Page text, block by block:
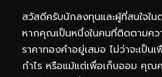
สวัสดีครับนักลงทุนและผู้ที่สนใจใ
หากคุณเป็นหนึ่งในคนที่ติดตามคว
ราคาทองคำอยู่เสมอ ไม่ว่าจะเป็น
กำไร หรือแม้แต่เพื่อเก็บออม คุณ